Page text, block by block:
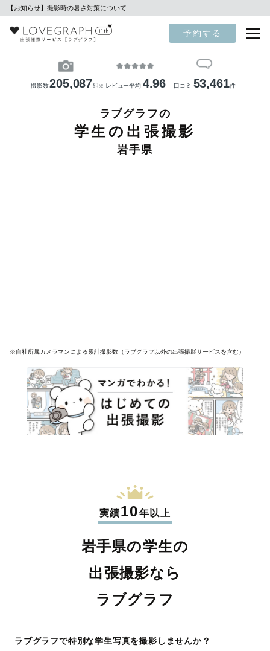
【お知らせ】撮影時の暑さ対策について
予約する
撮影数205,087組 ※ レビュー平均 4.96 口コミ 53,461件
ラブグラフの
学生の出張撮影
岩手県
※自社所属カメラマンによる累計撮影数（ラブグラフ以外の出張撮影サービスを含む）
実績10年以上
岩手県の学生の
出張撮影なら
ラブグラフ
ラブグラフで特別な学生写真を撮影しませんか？